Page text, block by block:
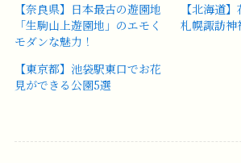
【奈良県】日本最古の遊園地
「生駒山上遊園地」のエモく
モダンな魅力！
【北海道
札幌諏訪神
【東京都】池袋駅東口でお花
見ができる公園5選